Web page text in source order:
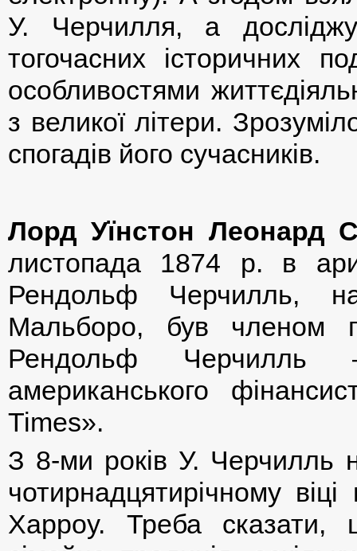
У. Черчилля, а
тогочасних історичних
особливостями
з великої літери.
спогадів його сучасників.
Лорд Уїнстон Леонард
листопада 1874 р. в
Рендольф Черчилль,
Мальборо, був членом
Рендольф
американського
Times».
З 8-ми років У. Черчилль
чотирнадцятирічному
Харроу. Треба